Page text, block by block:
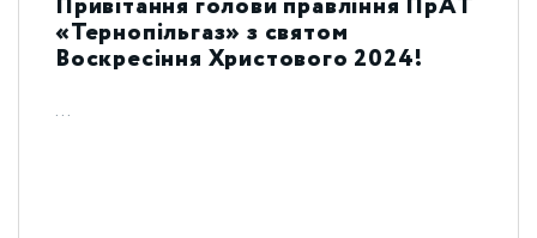
«Тернопільгаз» з святом
Воскресіння Христового 2024!
...